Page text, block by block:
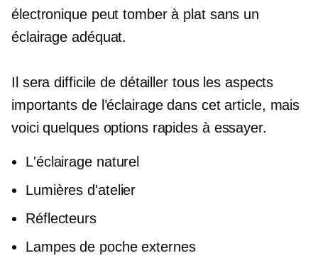
électronique peut tomber à plat sans un
éclairage adéquat.
Il sera difficile de détailler tous les aspects
importants de l’éclairage dans cet article, mais
voici quelques options rapides à essayer.
L'éclairage naturel
Lumières d'atelier
Réflecteurs
Lampes de poche externes